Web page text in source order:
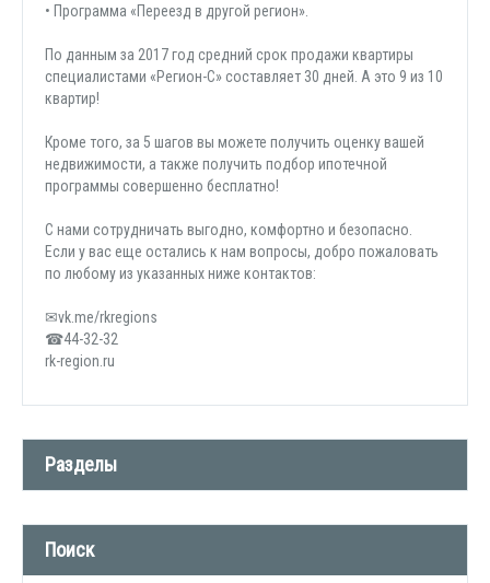
• Программа «Переезд в другой регион».
По данным за 2017 год средний срок продажи квартиры
специалистами «Регион-С» составляет 30 дней. А это 9 из 10
квартир!
Кроме того, за 5 шагов вы можете получить оценку вашей
недвижимости, а также получить подбор ипотечной
программы совершенно бесплатно!
С нами сотрудничать выгодно, комфортно и безопасно.
Если у вас еще остались к нам вопросы, добро пожаловать
по любому из указанных ниже контактов:
✉vk.me/rkregions
☎44-32-32
rk-region.ru
Разделы
Новости компании (509)
СМИ о нас (1)
Поиск